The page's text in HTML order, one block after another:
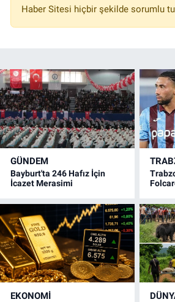
Haber Sitesi hiçbir şekilde sorumlu
GÜNDEM
Bayburt'ta 246 Hafız İçin
İcazet Merasimi
EKONOMİ